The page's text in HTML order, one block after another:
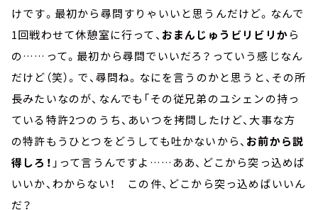
けです。最初から尋問すりゃいいと思うんだけど。なんで
1回戦わせて休憩室に行って、 おまんじゅうビリビリから
の……って。最初から尋問でいいだろ？っていう感じなん
だけど（笑）。で、尋問ね。なにを言うのかと思うと、その所
長みたいなのが、なんでも「その従兄弟のユシェンの持っ
ている特許2つのうち、あいつを拷問したけど、大事な方
の特許もうひとつをどうしても吐かないから、 お前から説
得しろ！ 」って言うんですよ……ああ、どこから突っ込めば
いいか、わからない！ この件、どこから突っ込めばいいん
だ？